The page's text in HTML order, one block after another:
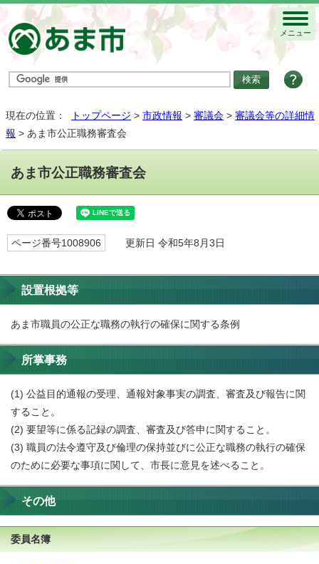
メニュー
現在の位置： トップページ > 市政情報 > 審議会 > 審議会等の詳細情
報 > あま市公正職務審査会
あま市公正職務審査会
ページ番号1008906 更新日 令和5年8月3日
設置根拠等
あま市職員の公正な職務の執行の確保に関する条例
所掌事務
(1) 公益目的通報の受理、通報対象事実の調査、審査及び報告に関
すること。
(2) 要望等に係る記録の調査、審査及び答申に関すること。
(3) 職員の法令遵守及び倫理の保持並びに公正な職務の執行の確保
のために必要な事項に関して、市長に意見を述べること。
その他
委員名簿